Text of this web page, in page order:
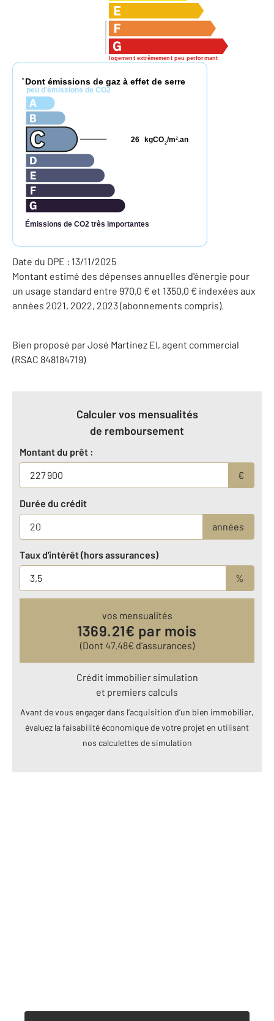
logement extrêmement peu performant
* Dont émissions de gaz à effet de serre
peu d'émissions de CO2
Émissions de CO2 très importantes
kgCO2/m2.an
26
Date du DPE : 13/11/2025
Montant estimé des dépenses annuelles d'énergie pour
un usage standard entre 970,0 € et 1350,0 € indexées aux
années 2021, 2022, 2023 (abonnements compris).
Bien proposé parJosé Martinez EI, agent commercial
(RSAC 848184719)
Calculer vos mensualités
de remboursement
Montant du prêt :
€
Durée du crédit
années
Taux d'intérêt (hors assurances)
%
vos mensualités
1369.21€ par mois
(Dont 47.48€ d’assurances)
Crédit immobilier simulation
et premiers calculs
Avant de vous engager dans l’acquisition d’un bien immobilier,
évaluez la faisabilité économique de votre projet en utilisant
nos calculettes de simulation